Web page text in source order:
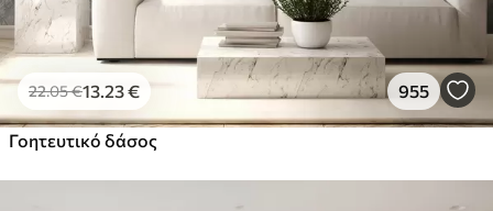
22.05€13 .23€ 955
Γοητευτικό δάσος